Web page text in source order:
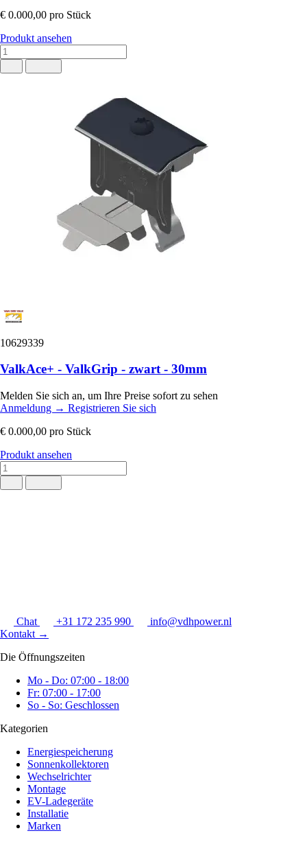
€ 0.000,00 pro Stück
Produkt ansehen
10629339
ValkAce+ - ValkGrip - zwart - 30mm
Melden Sie sich an, um Ihre Preise sofort zu sehen
Anmeldung → Registrieren Sie sich
€ 0.000,00 pro Stück
Produkt ansehen
Chat +31 172 235 990
info@vdhpower.nl
Kontakt →
Die Öffnungszeiten
Mo - Do: 07:00 - 18:00
Fr: 07:00 - 17:00
So - So: Geschlossen
Kategorien
Energiespeicherung
Sonnenkollektoren
Wechselrichter
Montage
EV-Ladegeräte
Installatie
Marken